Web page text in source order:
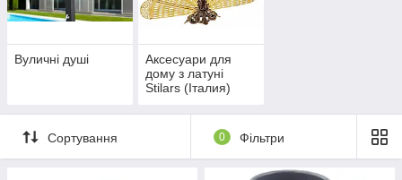
Вуличні душі
Аксесуари для
дому з латуні
Stilars (Італия)
Сортування 0 Фільтри